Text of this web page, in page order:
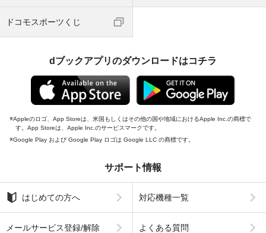
ドコモスポーツくじ
dブックアプリのダウンロードはコチラ
Appleのロゴ、App Storeは、米国もしくはその他の国や地域におけるApple Inc.の商標で
す。App Storeは、Apple Inc.のサービスマークです。
Google Play および Google Play ロゴは Google LLC の商標です。
サポート情報
はじめての方へ 対応機種一覧
メールサービス登録/解除 よくある質問